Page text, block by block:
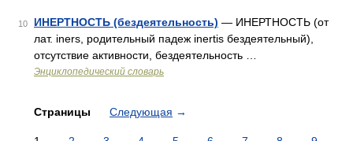
10 ИНЕРТНОСТЬ (бездеятельность) — ИНЕРТНОСТЬ (от
лат. iners, родительный падеж inertis бездеятельный),
отсутствие активности, бездеятельность …
Энциклопедический словарь
Страницы Следующая →